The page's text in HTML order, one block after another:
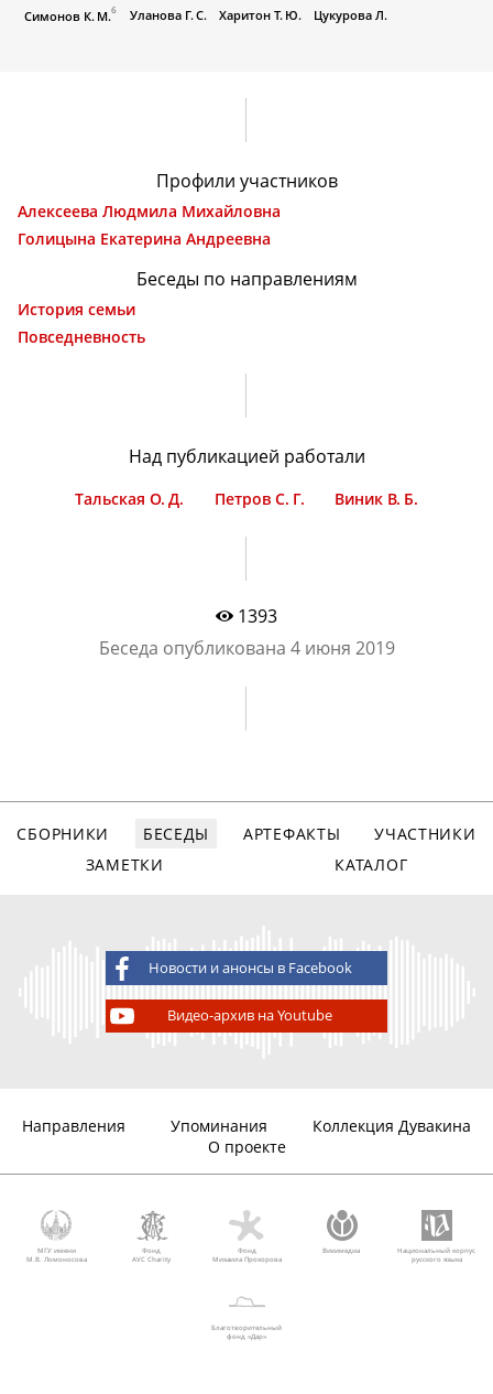
Симонов К. М.6 Уланова Г. С. Харитон Т. Ю. Цукурова Л.
Профили участников
Алексеева Людмила Михайловна
Голицына Екатерина Андреевна
Беседы по направлениям
История семьи
Повседневность
Над публикацией работали
Тальская О. Д. Петров С. Г. Виник В. Б.
1393
Беседа опубликована 4 июня 2019
СБОРНИКИ БЕСЕДЫ АРТЕФАКТЫ
УЧАСТНИКИ
ЗАМЕТКИ
КАТАЛОГ
Новости и анонсы в Facebook
Видео-архив на Youtube
Направления Упоминания
Коллекция Дувакина
О проекте
МГУ имени
М.В. Ломоносова
Фонд
AVC Charity
Фонд
Михаила Прохорова
Викимедиа
Национальный корпус
русского языка
Благотворительный
фонд «Дар»